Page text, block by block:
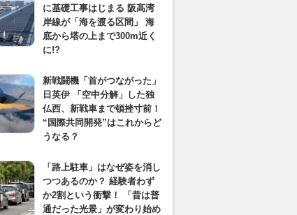
に基礎工事はじまる 阪高湾
岸線が「海を渡る区間」 海
底から塔の上まで300m近く
に!?
新戦闘機「首がつながった」
日英伊 「空中分解」した独
仏西、新戦車まで頓挫寸前！
“国際共同開発”はこれからど
うなる？
「路上駐車」はなぜ姿を消し
つつあるのか？ 経験者わず
か2割という衝撃！ 「昔は普
通だった光景」が変わり始め